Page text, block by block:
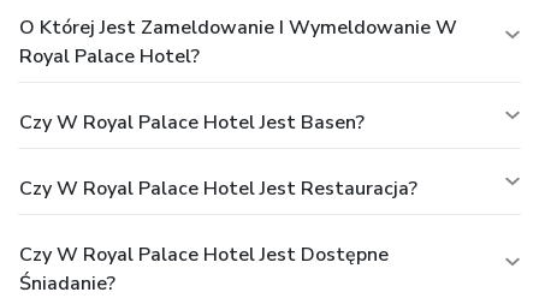
O Której Jest Zameldowanie I Wymeldowanie W
Royal Palace Hotel?
Czy W Royal Palace Hotel Jest Basen?
Czy W Royal Palace Hotel Jest Restauracja?
Czy W Royal Palace Hotel Jest Dostępne
Śniadanie?